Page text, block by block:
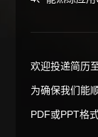
欢迎投递简历
为确保我们能
PDF或PPT格